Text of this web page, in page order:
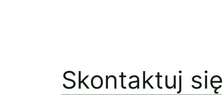
Skontaktuj